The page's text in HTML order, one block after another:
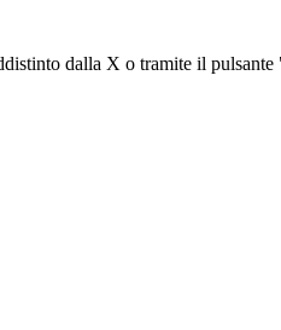
dalla X o tramite il